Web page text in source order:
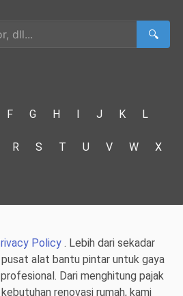
🔍
F G H I J K L
R S T U V W X
Policy. Lebih dari sekadar
pusat alat bantu pintar untuk gaya
Dari menghitung pajak
renovasi rumah, kami